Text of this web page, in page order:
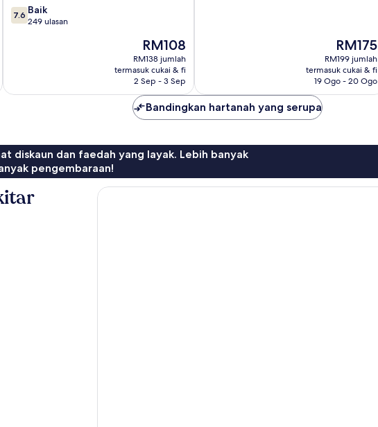
7.6
daripada
7.6 Baik
249 ulasan
Harga
ialah
RM108
RM108
RM138 jumlah
termasuk cukai & fi
2 Sep - 3 Sep
Harga
ialah
RM175
RM175
RM199 jumlah
termasuk cukai & fi
19 Ogo - 20 Ogo
Bandingkan hartanah yang serupa
diskaun dan faedah yang layak. Lebih banyak
pengembaraan!